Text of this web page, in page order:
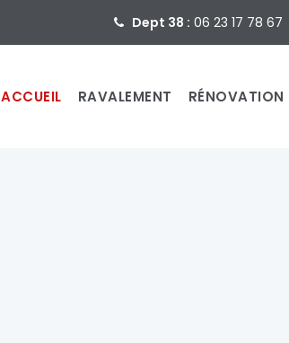
Dept 38 : 06 23 17 78 67
ACCUEIL RAVALEMENT RÉNOVATION